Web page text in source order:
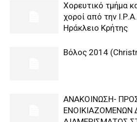
Χορευτικό τμήμα
χοροί από την
Ηράκλειο Κρήτης
Βόλος 2014
ΑΝΑΚΟΙΝΩΣΗ-
ΕΝΟΙΚΙΑΖΟΜΕΝΩΝ